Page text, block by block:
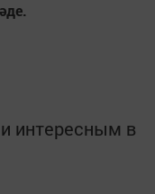
интересным в